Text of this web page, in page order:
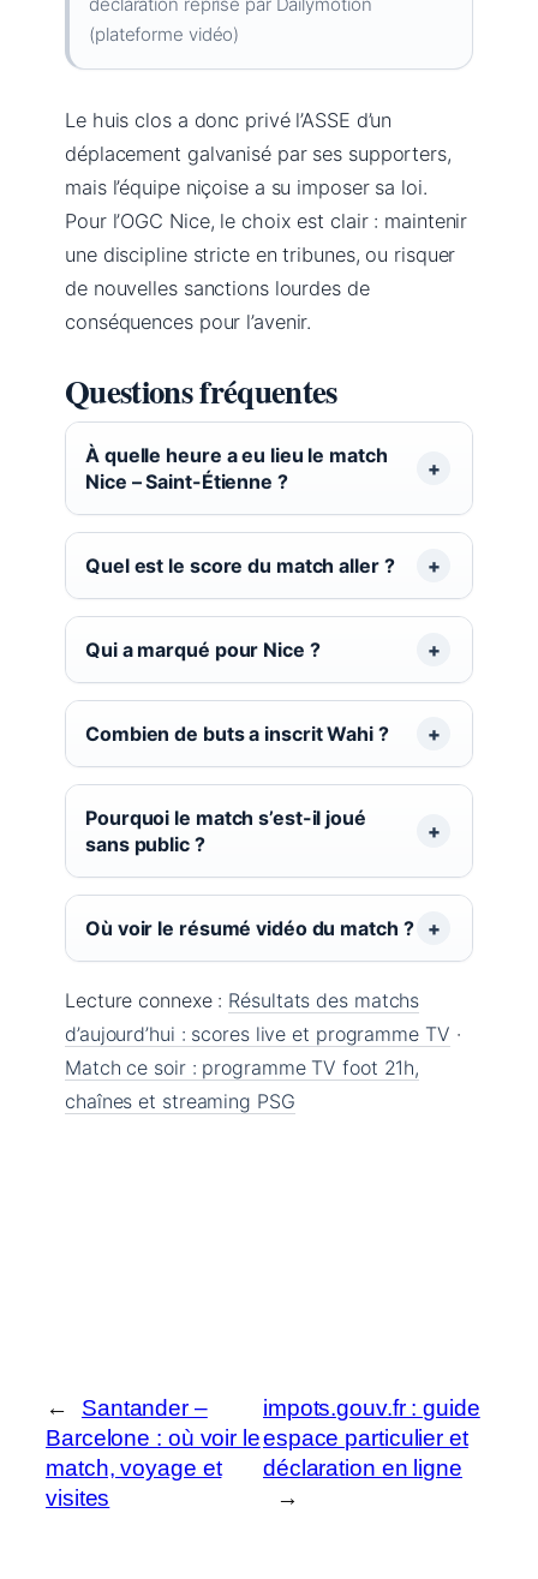
(plateforme vidéo)
Le huis clos a donc privé l’ASSE d’un
déplacement galvanisé par ses supporters,
mais l’équipe niçoise a su imposer sa loi.
Pour l’OGC Nice, le choix est clair : maintenir
une discipline stricte en tribunes, ou risquer
de nouvelles sanctions lourdes de
conséquences pour l’avenir.
Questions fréquentes
À quelle heure a eu lieu le match
Nice – Saint-Étienne ?
Quel est le score du match aller ?
Qui a marqué pour Nice ?
Combien de buts a inscrit Wahi ?
Pourquoi le match s’est-il joué
sans public ?
Où voir le résumé vidéo du match ?
Lecture connexe : Résultats des matchs
d’aujourd’hui : scores live et programme TV ·
Match ce soir : programme TV foot 21h,
chaînes et streaming PSG
←
Santander –
Barcelone : où voir le
match, voyage et
visites
impots.gouv.fr : guide
espace particulier et
déclaration en ligne
→